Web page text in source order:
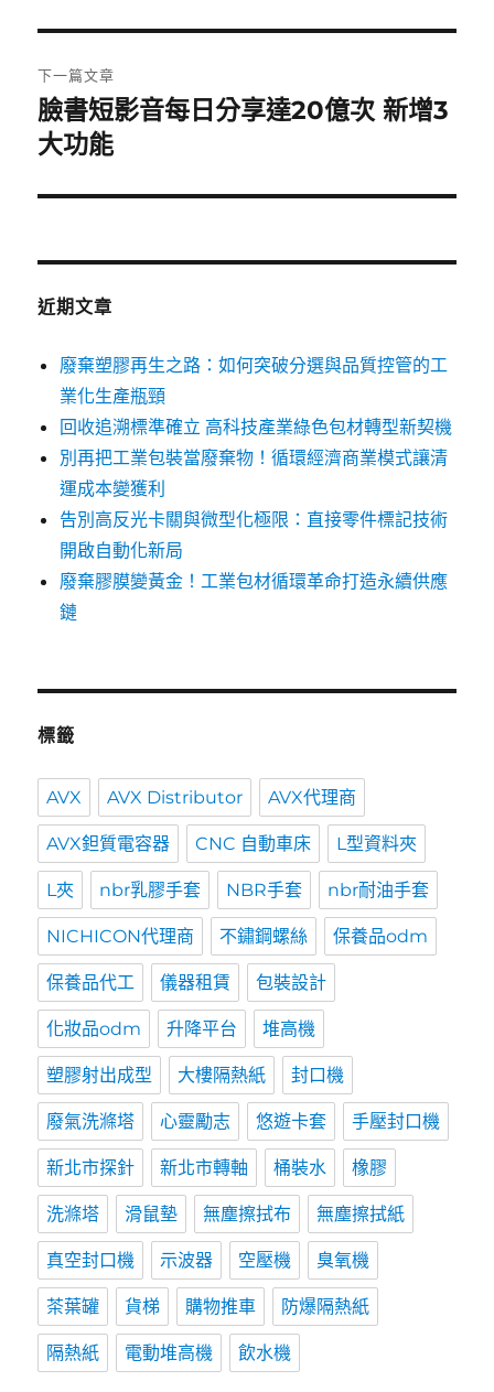
覽
文
章:
下一篇文章
下
一
文
臉書短影音每日分享達20億次 新增3
大功能
近期文章
廢棄塑膠再生之路：如何突破分選與品質控管的工
業化生產瓶頸
回收追溯標準確立 高科技產業綠色包材轉型新契機
別再把工業包裝當廢棄物！循環經濟商業模式讓清
運成本變獲利
告別高反光卡關與微型化極限：直接零件標記技術
開啟自動化新局
廢棄膠膜變黃金！工業包材循環革命打造永續供應
鏈
標籤
AVX AVX Distributor AVX代理商
AVX鉭質電容器 CNC 自動車床 L型資料夾
L夾 nbr乳膠手套 NBR手套 nbr耐油手套
NICHICON代理商 不鏽鋼螺絲 保養品odm
保養品代工 儀器租賃 包裝設計
化妝品odm 升降平台 堆高機
塑膠射出成型 大樓隔熱紙 封口機
廢氣洗滌塔 心靈勵志 悠遊卡套 手壓封口機
新北市探針 新北市轉軸 桶裝水 橡膠
洗滌塔 滑鼠墊 無塵擦拭布 無塵擦拭紙
真空封口機 示波器 空壓機 臭氧機
茶葉罐 貨梯 購物推車 防爆隔熱紙
隔熱紙 電動堆高機 飲水機